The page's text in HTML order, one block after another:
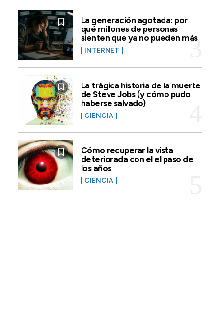
La generación agotada: por
qué millones de personas
sienten que ya no pueden más
INTERNET
La trágica historia de la muerte
de Steve Jobs (y cómo pudo
haberse salvado)
CIENCIA
Cómo recuperar la vista
deteriorada con el el paso de
los años
CIENCIA